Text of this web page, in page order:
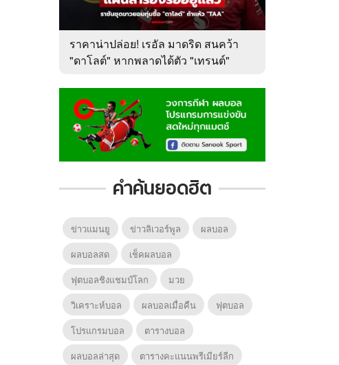
ราคาน่าปล่อย! เรอัล มาดริด สนคว้า
"ดาโลต์" หากพลาดได้ตัว "เทรนต์"
คำค้นยอดฮิต
ข่าวแมนยู ข่าวลิเวอร์พูล
ผลบอล
ผลบอลสด
เช็คผลบอล
ฟุตบอลชิงแชมป์โลก
มวย
วิเคราะห์บอล
ผลบอลเมื่อคืน
ฟุตบอล
โปรแกรมบอล
ตารางบอล
ผลบอลล่าสุด
ตารางคะแนนพรีเมียร์ลีก